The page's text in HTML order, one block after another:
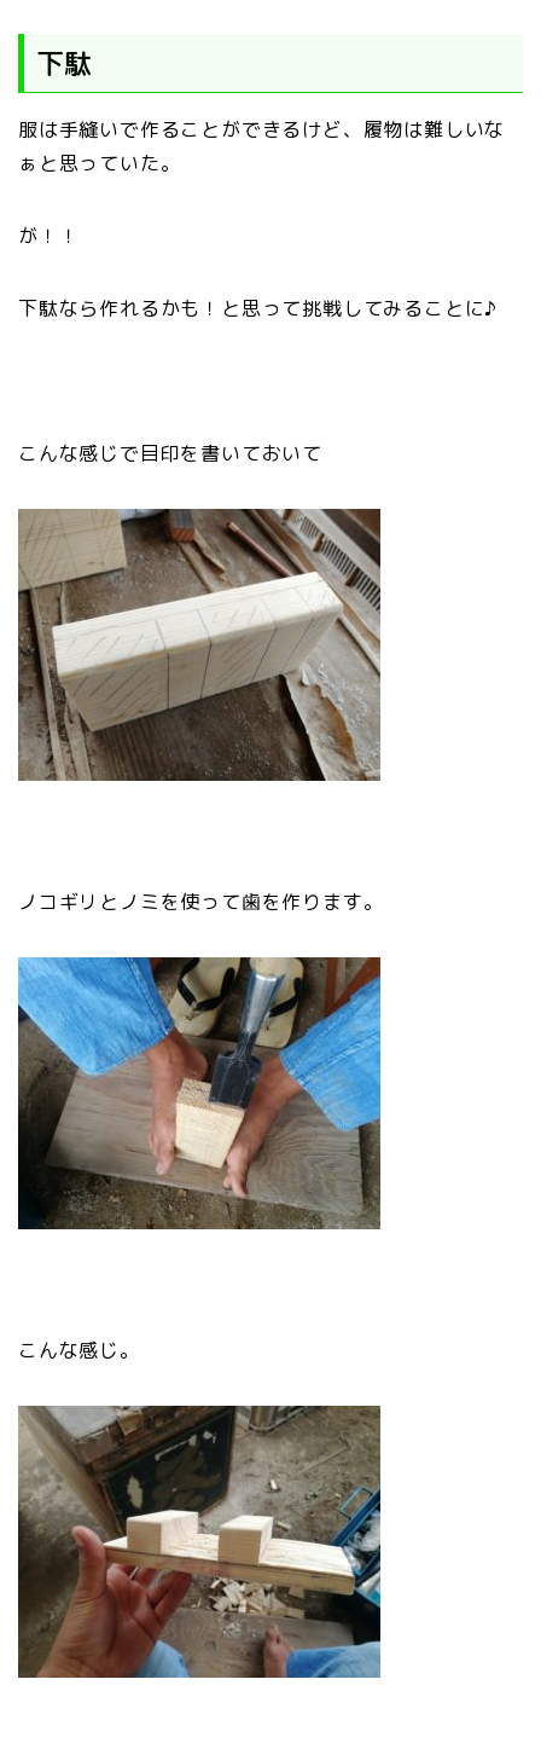
下駄
服は手縫いで作ることができるけど、履物は難しいな
ぁと思っていた。
が！！
下駄なら作れるかも！と思って挑戦してみることに♪
こんな感じで目印を書いておいて
ノコギリとノミを使って歯を作ります。
こんな感じ。